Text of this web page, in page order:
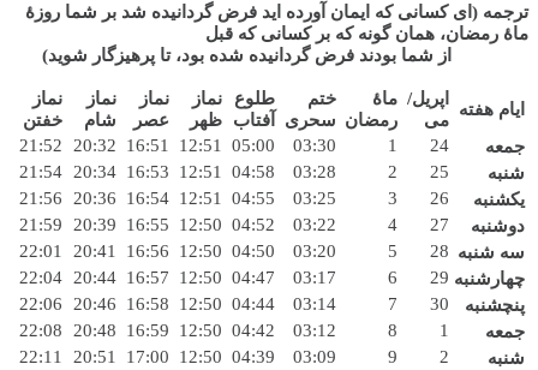
ترجمه (ای کسانی که ایمان آورده اید فرض گردانیده شد بر شما روزۀ
ماۀ رمضان، همان گونه که بر کسانی که قبل
از شما بودند فرض گردانیده شده بود، تا پرهیزگار شوید)
ایام هفته
اپریل/
می
ماۀ
رمضان
ختم
سحری
طلوع
آفتاب
نماز
ظهر
نماز
عصر
نماز
شام
نماز
خفتن
جمعه
24
1
03:30
05:00
12:51
16:51
20:32
21:52
شنبه
25
2
03:28
04:58
12:51
16:53
20:34
21:54
یکشنبه
26
3
03:25
04:55
12:51
16:54
20:36
21:56
دوشنبه
27
4
03:22
04:52
12:50
16:55
20:39
21:59
سه شنبه 28
5
03:20
04:50
12:50
16:56
20:41
22:01
چهارشنبه 29
6
03:17
04:47
12:50
16:57
20:44
22:04
پنچشنبه
30
7
03:14
04:44
12:50
16:58
20:46
22:06
جمعه
1
8
03:12
04:42
12:50
16:59
20:48
22:08
شنبه
2
9
03:09
04:39
12:50
17:00
20:51
22:11